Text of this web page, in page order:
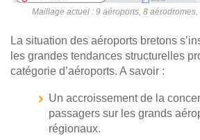
Maillage actuel : 9 aéroports, 8
La situation des aéroports bretons
les grandes tendances structurelles
catégorie d’aéroports. A savoir :
Un accroissement de la
passagers sur les grands
régionaux.